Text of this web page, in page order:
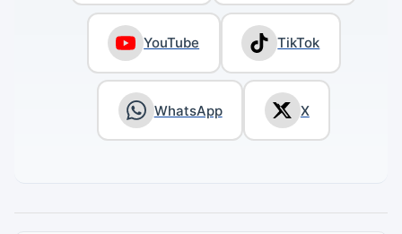
YouTube TikTok
WhatsApp X